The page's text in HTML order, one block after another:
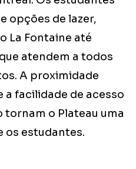
opções de lazer,
La Fontaine até
atendem a todos
A proximidade
a facilidade de acesso
o Plateau uma
os estudantes.